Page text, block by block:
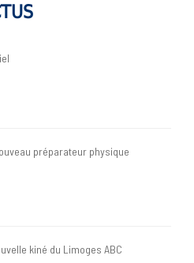
préparateur physique
kiné du Limoges ABC